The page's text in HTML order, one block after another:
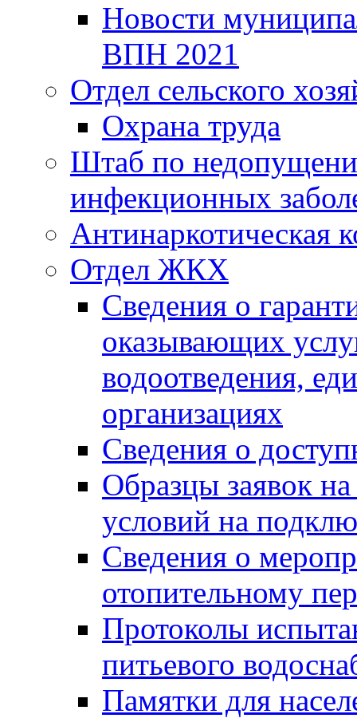
Новости
ВПН 2021
Отдел сельского
Охрана труда
Штаб по
инфекционных
Антинаркотическая
Отдел ЖКХ
Сведения о
оказывающих
водоотведения,
организациях
Сведения о
Образцы заявок
условий на
Сведения о
отопительному
Протоколы
питьевого
Памятки для